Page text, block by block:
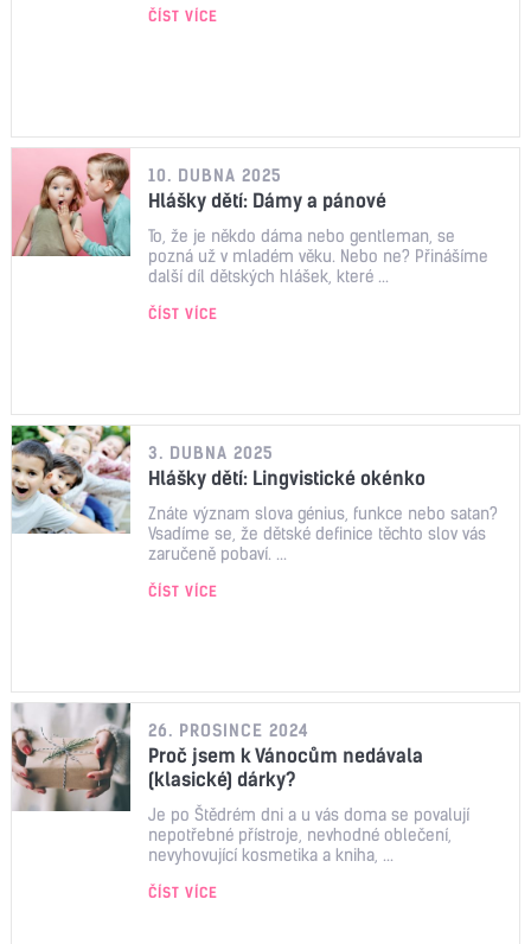
ČÍST VÍCE
10. DUBNA 2025
Hlášky dětí: Dámy a pánové
To, že je někdo dáma nebo gentleman, se
pozná už v mladém věku. Nebo ne? Přinášíme
další díl dětských hlášek, které ...
ČÍST VÍCE
3. DUBNA 2025
Hlášky dětí: Lingvistické okénko
Znáte význam slova génius, funkce nebo satan?
Vsadíme se, že dětské definice těchto slov vás
zaručeně pobaví. ...
ČÍST VÍCE
26. PROSINCE 2024
Proč jsem k Vánocům nedávala
(klasické) dárky?
Je po Štědrém dni a u vás doma se povalují
nepotřebné přístroje, nevhodné oblečení,
nevyhovující kosmetika a kniha, ...
ČÍST VÍCE